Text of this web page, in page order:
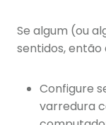
Se algum (ou
sentidos,
Configure
varredura